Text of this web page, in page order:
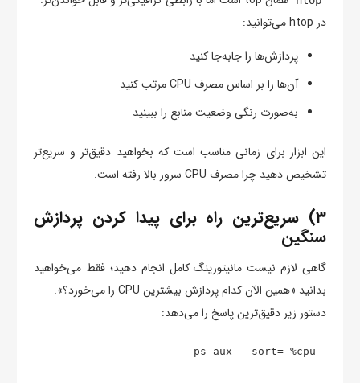
در htop می‌توانید:
پردازش‌ها را جابه‌جا کنید
آن‌ها را بر اساس مصرف CPU مرتب کنید
به‌صورت رنگی وضعیت منابع را ببینید
این ابزار برای زمانی مناسب است که بخواهید دقیق‌تر و سریع‌تر
تشخیص دهید چرا مصرف CPU سرور بالا رفته است.
۳) سریع‌ترین راه برای پیدا کردن پردازش
سنگین
گاهی لازم نیست مانیتورینگ کامل انجام دهید؛ فقط می‌خواهید
بدانید «همین الآن کدام پردازش بیشترین CPU را می‌خورد؟».
دستور زیر دقیق‌ترین پاسخ را می‌دهد:
ps aux --sort=-%cpu